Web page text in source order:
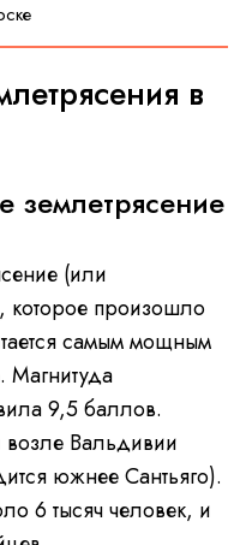
в
землетрясение
(или
которое произошло
самым мощным
Магнитуда
9,5 баллов.
возле Вальдивии
южнее Сантьяго).
6 тысяч человек, и